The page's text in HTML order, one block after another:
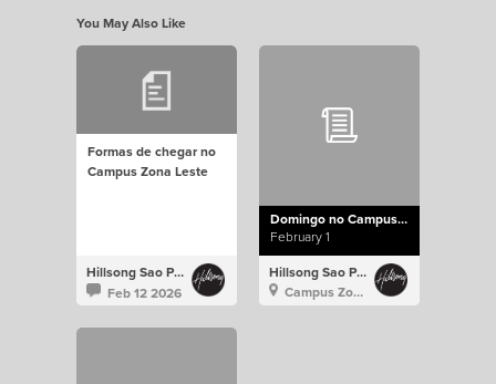
You May Also Like
Formas de chegar no
Campus Zona Leste
Hillsong Sao Paulo
Feb 12 2026
Domingo no Campus Zona Leste
February 1
Hillsong Sao Paulo
Campus Zona Leste